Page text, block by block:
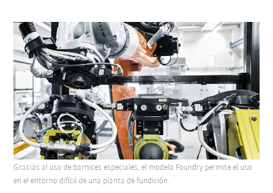
Gracias al uso de barnices especiales, el modelo Foundry permite el uso
en el entorno difícil de una planta de fundición.